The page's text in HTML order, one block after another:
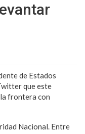
de Estados
que este
frontera con
Nacional. Entre